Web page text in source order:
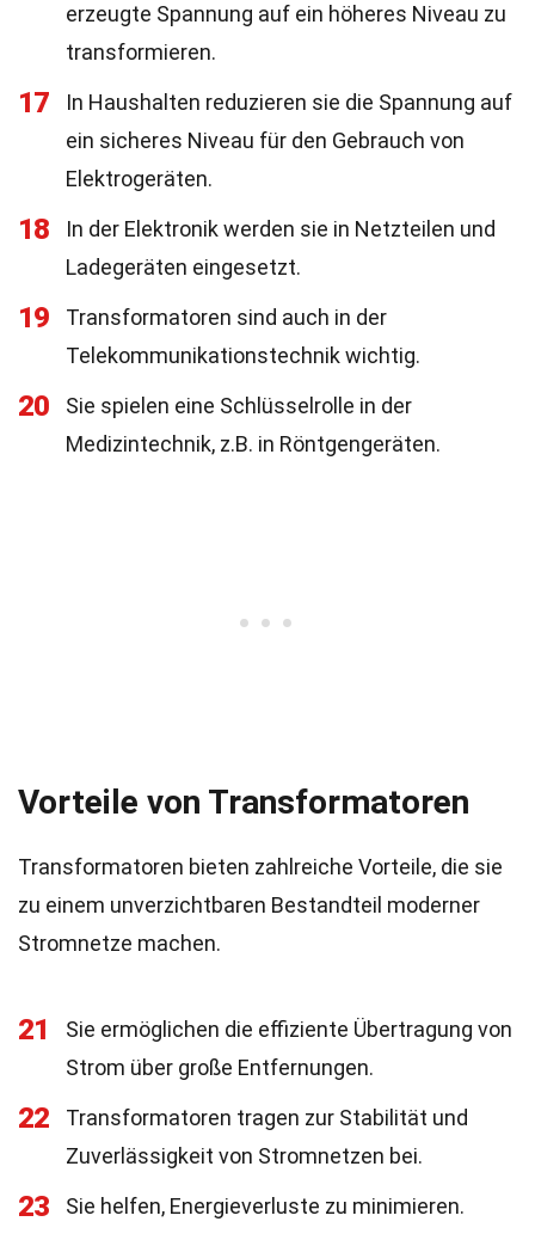
erzeugte Spannung auf ein höheres Niveau zu
transformieren.
17
In Haushalten reduzieren sie die Spannung auf
ein sicheres Niveau für den Gebrauch von
Elektrogeräten.
18
In der Elektronik werden sie in Netzteilen und
Ladegeräten eingesetzt.
19
Transformatoren sind auch in der
Telekommunikationstechnik wichtig.
20
Sie spielen eine Schlüsselrolle in der
Medizintechnik, z.B. in Röntgengeräten.
Vorteile von Transformatoren
Transformatoren bieten zahlreiche Vorteile, die sie
zu einem unverzichtbaren Bestandteil moderner
Stromnetze machen.
21
Sie ermöglichen die effiziente Übertragung von
Strom über große Entfernungen.
22
Transformatoren tragen zur Stabilität und
Zuverlässigkeit von Stromnetzen bei.
23 Sie helfen, Energieverluste zu minimieren.